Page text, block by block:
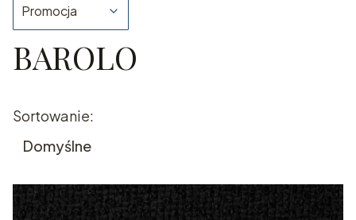
Promocja
Koniec filtrów
BAROLO
Lista produktów
Sortowanie:
Domyślne